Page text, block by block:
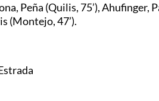
Peña (Quilis, 75’), Ahufinger,
(Montejo, 47’).